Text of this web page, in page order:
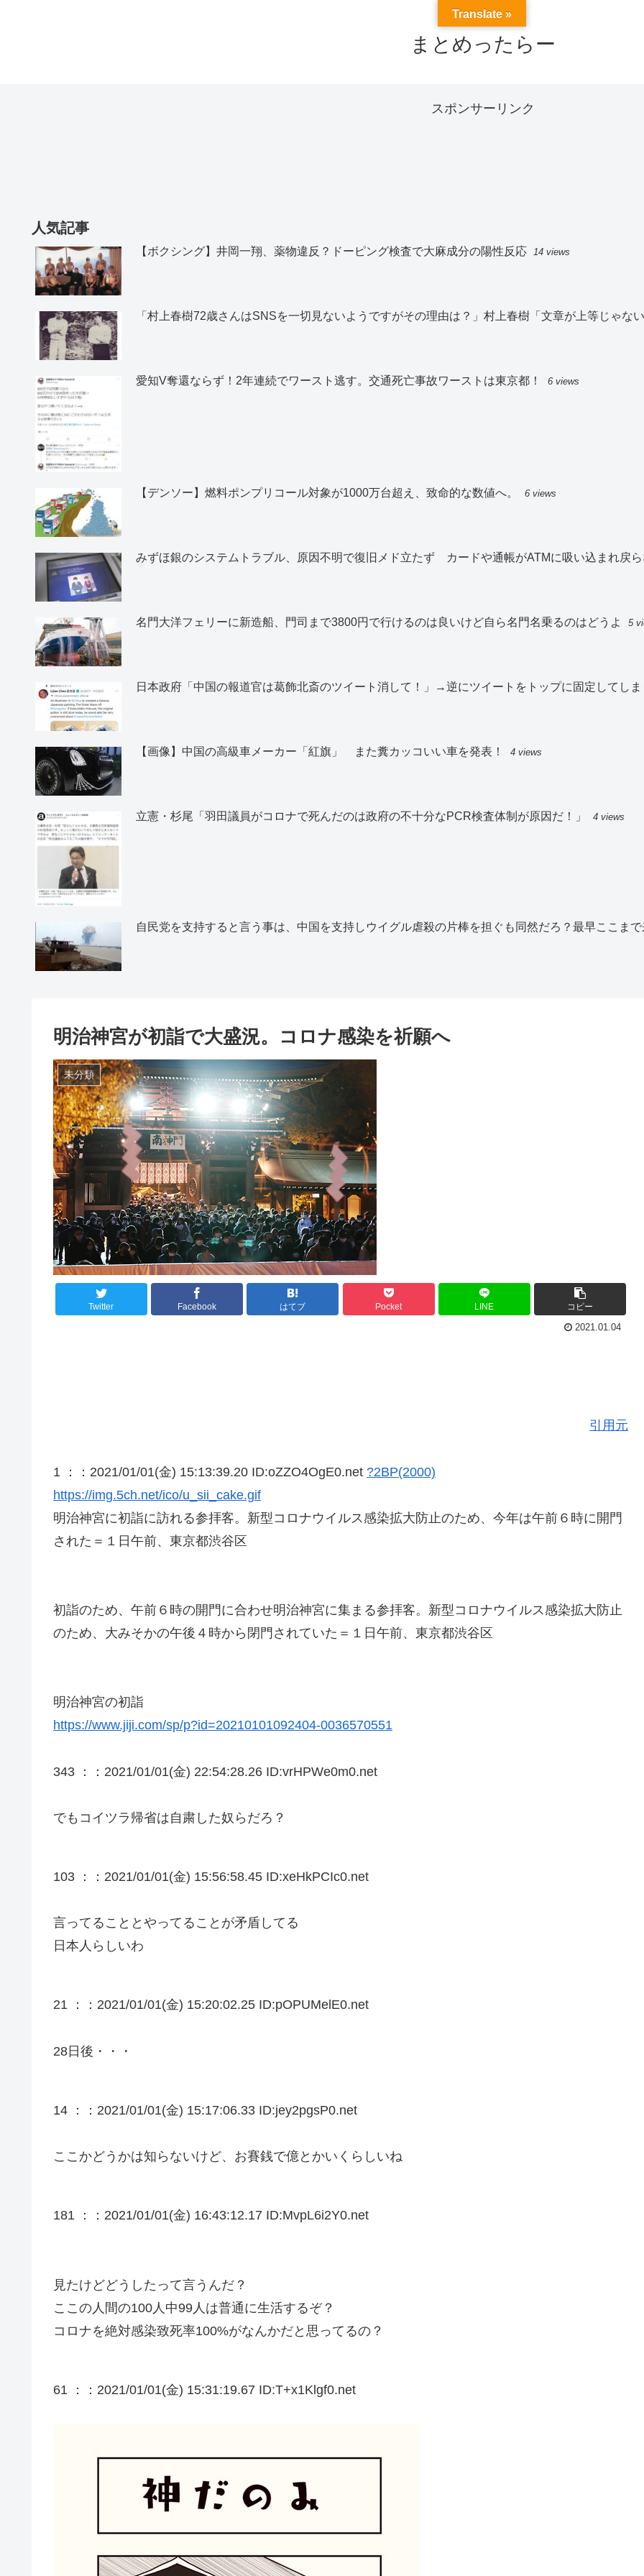
まとめったらー
スポンサーリンク
人気記事
【ボクシング】井岡一翔、薬物違反？ドーピング検査で大麻成分の陽性反応 14 views
「村上春樹72歳さんはSNSを一切見ないようですがその理由は？」村上春樹「文章が上等じゃない
愛知V奪還ならず！2年連続でワースト逃す。交通死亡事故ワーストは東京都！ 6 views
【デンソー】燃料ポンプリコール対象が1000万台超え、致命的な数値へ。 6 views
みずほ銀のシステムトラブル、原因不明で復旧メド立たず カードや通帳がATMに吸い込まれ戻ら
名門大洋フェリーに新造船、門司まで3800円で行けるのは良いけど自ら名門名乗るのはどうよ 5
日本政府「中国の報道官は葛飾北斎のツイート消して！」→逆にツイートをトップに固定してし
【画像】中国の高級車メーカー「紅旗」 また糞カッコいい車を発表！ 4 views
立憲・杉尾「羽田議員がコロナで死んだのは政府の不十分なPCR検査体制が原因だ！」 4 views
自民党を支持すると言う事は、中国を支持しウイグル虐殺の片棒を担ぐも同然だろ？最早ここまで
明治神宮が初詣で大盛況。コロナ感染を祈願へ
未分類
Twitter Facebook はてブ Pocket LINE コピー
2021.01.04
引用元
1 ： ：2021/01/01(金) 15:13:39.20 ID:oZZO4OgE0.net ?2BP(2000)
https://img.5ch.net/ico/u_sii_cake.gif
明治神宮に初詣に訪れる参拝客。新型コロナウイルス感染拡大防止のため、今年は午前６時に開門
された＝１日午前、東京都渋谷区
初詣のため、午前６時の開門に合わせ明治神宮に集まる参拝客。新型コロナウイルス感染拡大防止
のため、大みそかの午後４時から閉門されていた＝１日午前、東京都渋谷区
明治神宮の初詣
https://www.jiji.com/sp/p?id=20210101092404-0036570551
343 ： ：2021/01/01(金) 22:54:28.26 ID:vrHPWe0m0.net
でもコイツラ帰省は自粛した奴らだろ？
103 ： ：2021/01/01(金) 15:56:58.45 ID:xeHkPCIc0.net
言ってることとやってることが矛盾してる
日本人らしいわ
21 ： ：2021/01/01(金) 15:20:02.25 ID:pOPUMelE0.net
28日後・・・
14 ： ：2021/01/01(金) 15:17:06.33 ID:jey2pgsP0.net
ここかどうかは知らないけど、お賽銭で億とかいくらしいね
181 ： ：2021/01/01(金) 16:43:12.17 ID:MvpL6i2Y0.net
見たけどどうしたって言うんだ？
ここの人間の100人中99人は普通に生活するぞ？
コロナを絶対感染致死率100%がなんかだと思ってるの？
61 ： ：2021/01/01(金) 15:31:19.67 ID:T+x1Klgf0.net
Translate »